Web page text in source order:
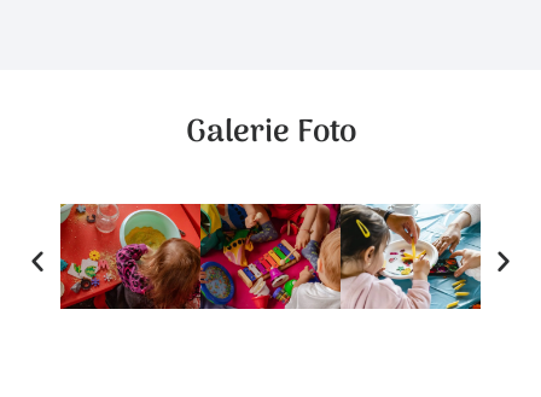
Galerie Foto